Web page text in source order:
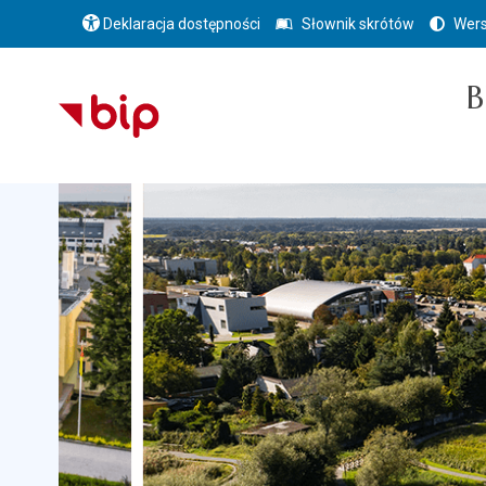
Deklaracja dostępności Słownik skrótów